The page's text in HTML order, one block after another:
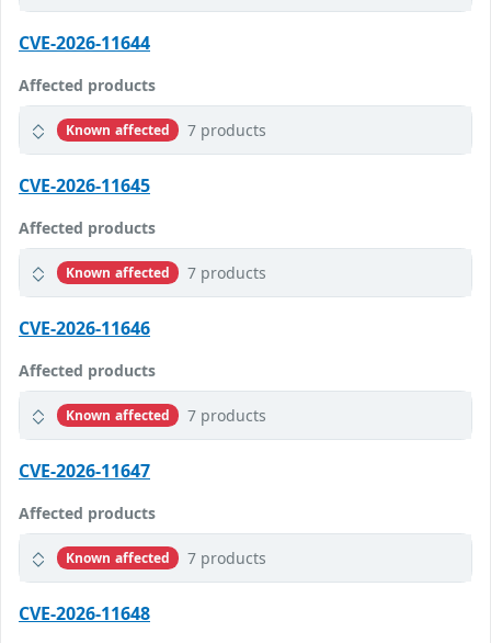
CVE-2026-11644
Affected products
Known affected 7 products
CVE-2026-11645
Affected products
Known affected 7 products
CVE-2026-11646
Affected products
Known affected 7 products
CVE-2026-11647
Affected products
Known affected 7 products
CVE-2026-11648